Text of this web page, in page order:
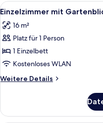
Alle
Fotos
für
Einzelzimmer
mit
Gartenblick
anzeigen
6
Einzelzimmer mit
16 m²
Platz für 1 Person
1 Einzelbett
Kostenloses WLAN
Weitere Details
Weitere
mit